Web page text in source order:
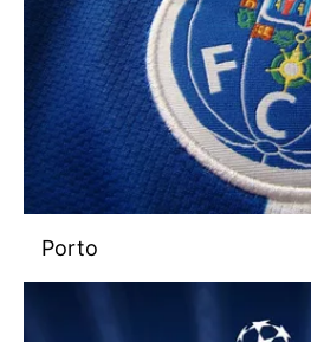
Sizlere daha iyi bir hizmet
Sitemizde kendimize ve üçüncü
kullanılmaktadır. Bu çerezler
verileriniz işlenmekte olup gerekli
toplumu hizmetlerinin sunulması
kullanılmaktadır. Diğer çerezler,
kılınması ve kişiselleştirilmesi ve
reklam/pazarlama faaliyetlerinin
Çerezlere ilişkin tercihlerinizi
Porto